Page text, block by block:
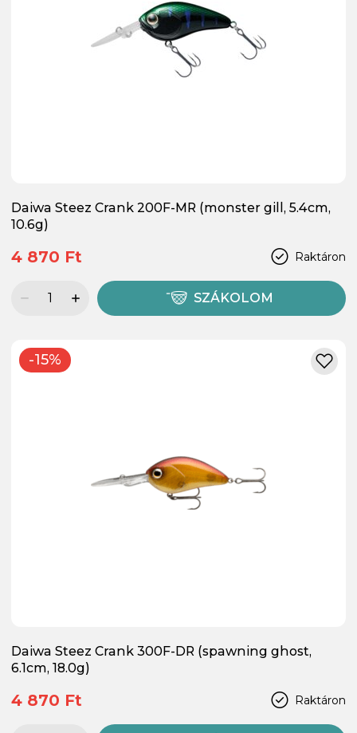
Daiwa Steez Crank 200F-MR (monster gill, 5.4cm,
10.6g)
Raktáron
4 870 Ft
SZÁKOLOM
-15%
Daiwa Steez Crank 300F-DR (spawning ghost,
6.1cm, 18.0g)
Raktáron
4 870 Ft